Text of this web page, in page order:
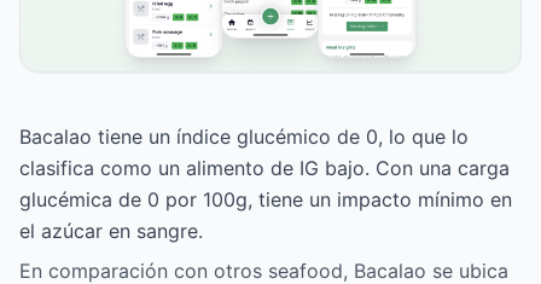
Bacalao tiene un índice glucémico de 0, lo que lo
clasifica como un alimento de IG bajo. Con una carga
glucémica de 0 por 100g, tiene un impacto mínimo en
el azúcar en sangre.
En comparación con otros seafood, Bacalao se ubica